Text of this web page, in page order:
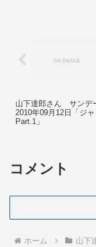
山下達郎さん サンデ
2010年09月12日「ジ
Part.1」
コメント
ホーム 山下